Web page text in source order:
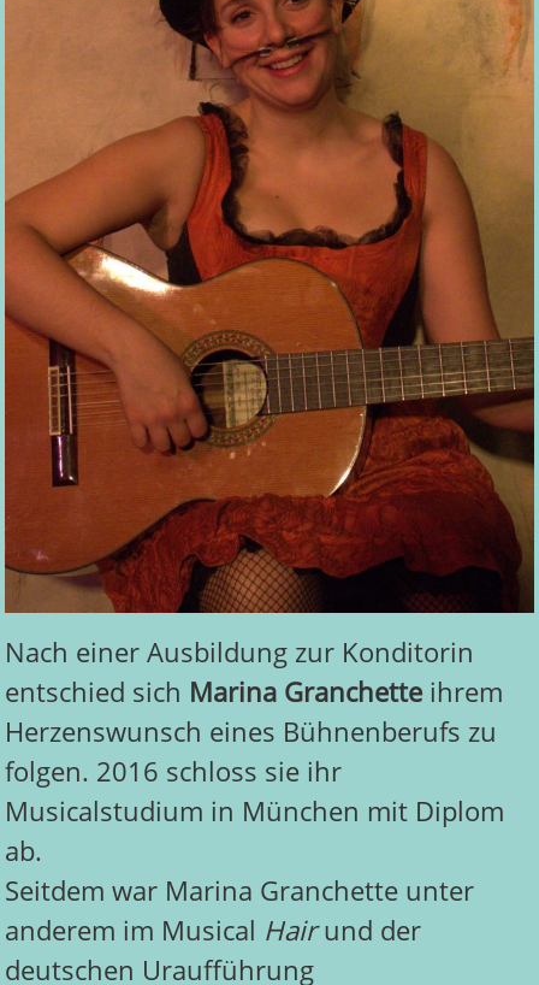
Nach einer Ausbildung zur Konditorin
entschied sich Marina Granchette ihrem
Herzenswunsch eines Bühnenberufs zu
folgen. 2016 schloss sie ihr
Musicalstudium in München mit Diplom
ab.
Seitdem war Marina Granchette unter
anderem im Musical Hairund der
deutschen Uraufführung